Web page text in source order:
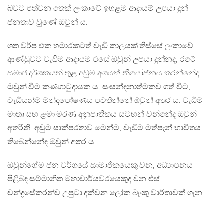
බවට පත්වන තෙක් ලංකාවේ ඉහළම ආදායම් උපයා දුන්
ජනතාව වුණේ ඔවුන් ය.
ශත වර්ෂ එක හමාරකටත් වැඩි කාලයක් තිස්සේ ලංකාවේ
ආණ්ඩුවට වැඩිම ආදායම එසේ ඔවුන් උපයා දුන්නද, රටේ
සමාජ දර්ශකයන් තුළ අඩුම අගයක් නියෝජනය කරන්නේද
ඔවුන් වීම කණගාටුදායක ය. සංසන්දනාත්මකව ගත් විට,
වැඩියන්ම මන්දපෝෂණය පවතින්නේ ඔවුන් අතර ය. වැඩිම
මාතෘ සහ ළමා මරණ අනුපාතිකය සටහන් වන්නේද ඔවුන්
අතරිනි. අඩුම සාක්ෂරතාව මෙන්ම, වැඩිම මත්පැන් භාවිතය
තිබෙන්නේද ඔවුන් අතර ය.
ඔවුන්ගේම ජන වර්ගයේ සාමාජිකයෙකු වන, අධ්‍යාපනය
පිළිබඳ සම්මානිත මහාචාර්යවරයෙකුද වන එස්.
චන්ද්‍රසේකරන්ව උපුටා දක්වන ලෝක බැංකු වාර්තාවක් ගැන